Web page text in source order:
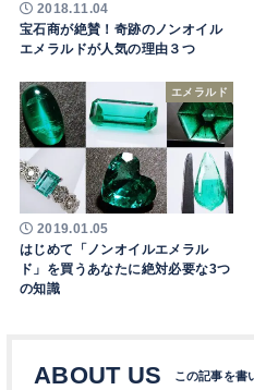
2018.11.04
宝石商が絶賛！奇跡のノンオイル
エメラルドが人気の理由３つ
エメラルド
2019.01.05
はじめて「ノンオイルエメラル
ド」を買うあなたに絶対必要な3つ
の知識
ABOUT US